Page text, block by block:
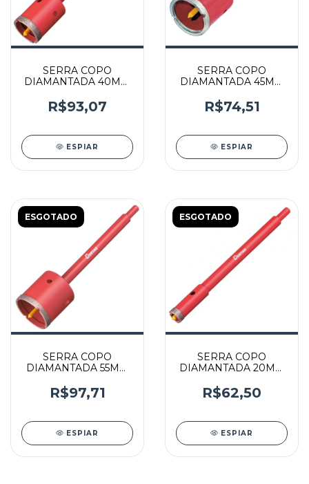
SERRA COPO
DIAMANTADA 40MM
CORTAG
R$93,07
ESPIAR
SERRA COPO
DIAMANTADA 45MM
CORTAG
R$74,51
ESPIAR
ESGOTADO
SERRA COPO
DIAMANTADA 55MM
CORTAG
R$97,71
ESPIAR
ESGOTADO
SERRA COPO
DIAMANTADA 20MM
CORTAG
R$62,50
ESPIAR